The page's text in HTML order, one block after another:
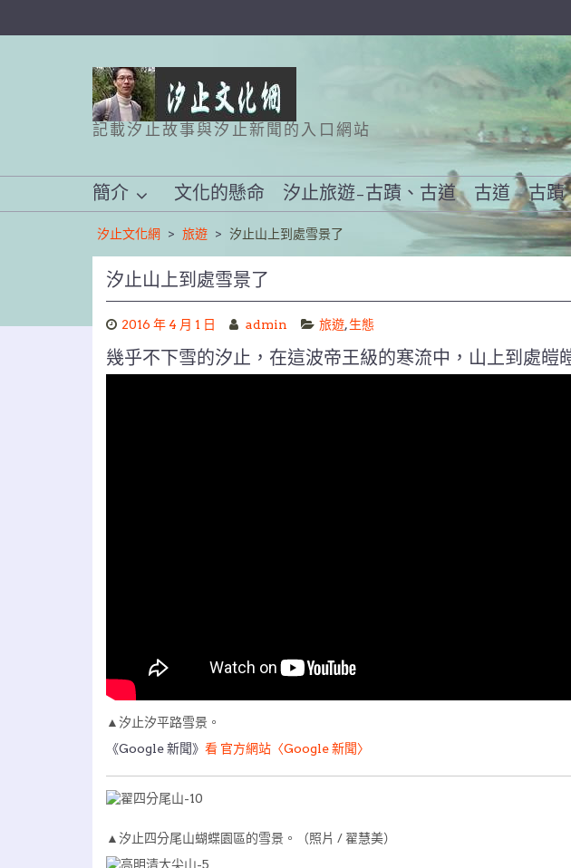
記載汐止故事與汐止新聞的入口網站
簡介 文化的懸命 汐止旅遊–古蹟、古道 古道 古蹟
汐止文化網 > 旅遊 > 汐止山上到處雪景了
汐止山上到處雪景了
2016 年 4 月 1 日 admin 旅遊,生態
幾乎不下雪的汐止，在這波帝王級的寒流中，山上到處皚
▲汐止汐平路雪景。
《Google 新聞》 看 官方網站〈Google 新聞〉
▲汐止四分尾山蝴蝶園區的雪景。（照片 / 翟慧美）